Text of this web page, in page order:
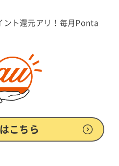
ント還元アリ！毎月Ponta
こちら